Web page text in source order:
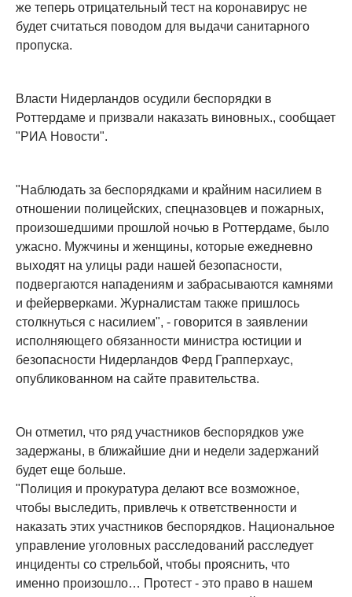
же теперь отрицательный тест на коронавирус не
будет считаться поводом для выдачи санитарного
пропуска.
Власти Нидерландов осудили беспорядки в
Роттердаме и призвали наказать виновных., сообщает
"РИА Новости".
"Наблюдать за беспорядками и крайним насилием в
отношении полицейских, спецназовцев и пожарных,
произошедшими прошлой ночью в Роттердаме, было
ужасно. Мужчины и женщины, которые ежедневно
выходят на улицы ради нашей безопасности,
подвергаются нападениям и забрасываются камнями
и фейерверками. Журналистам также пришлось
столкнуться с насилием", - говорится в заявлении
исполняющего обязанности министра юстиции и
безопасности Нидерландов Ферд Грапперхаус,
опубликованном на сайте правительства.
Он отметил, что ряд участников беспорядков уже
задержаны, в ближайшие дни и недели задержаний
будет еще больше.
"Полиция и прокуратура делают все возможное,
чтобы выследить, привлечь к ответственности и
наказать этих участников беспорядков. Национальное
управление уголовных расследований расследует
инциденты со стрельбой, чтобы прояснить, что
именно произошло… Протест - это право в нашем